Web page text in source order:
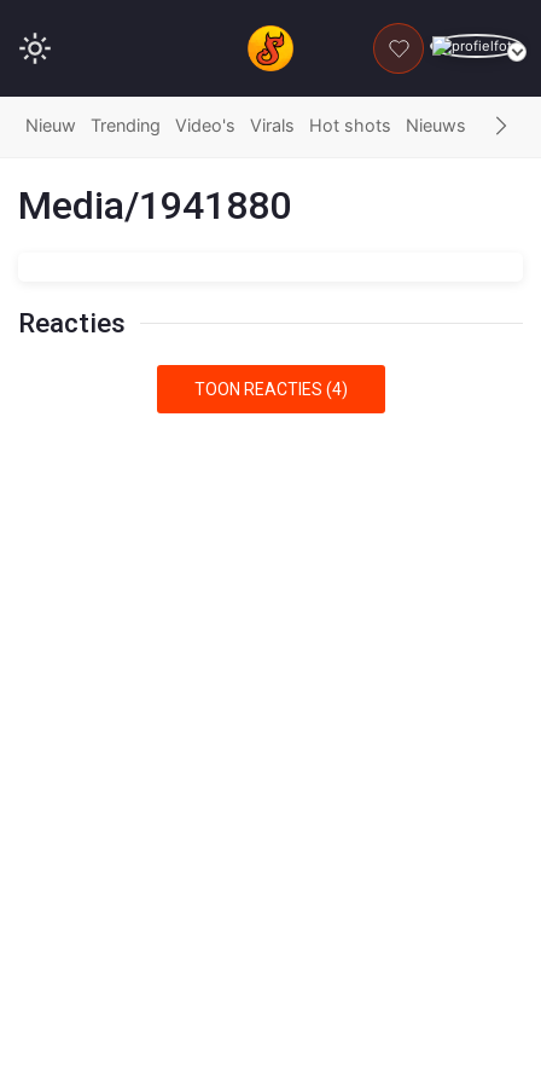
DONEER
Nieuw Trending Video's Virals Hot shots Nieuws Fails
Media/1941880
Reacties
TOON REACTIES (4)